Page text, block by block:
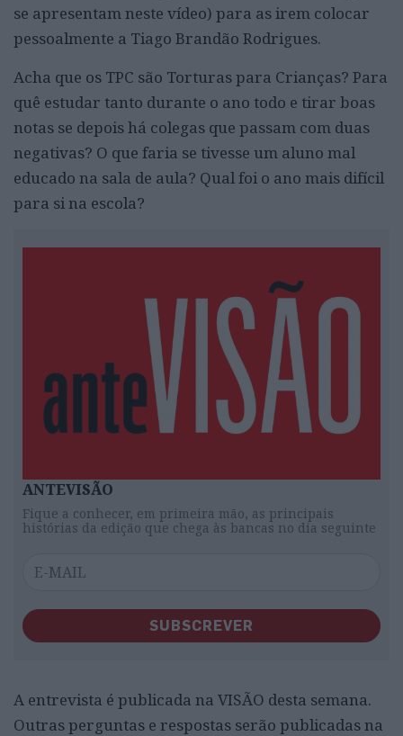
se apresentam neste vídeo) para as irem colocar
pessoalmente a Tiago Brandão Rodrigues.
Acha que os TPC são Torturas para Crianças? Para
quê estudar tanto durante o ano todo e tirar boas
notas se depois há colegas que passam com duas
negativas? O que faria se tivesse um aluno mal
educado na sala de aula? Qual foi o ano mais difícil
para si na escola?
ANTEVISÃO
Fique a conhecer, em primeira mão, as principais
histórias da edição que chega às bancas no dia seguinte
SUBSCREVER
A entrevista é publicada na VISÃO desta semana.
Outras perguntas e respostas serão publicadas na